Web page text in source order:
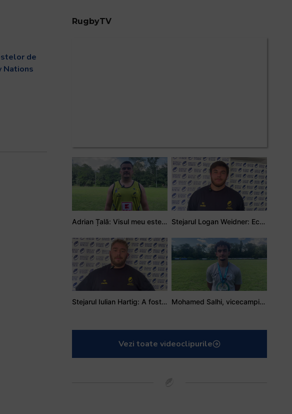
de
Nations
RugbyTV
Adrian Țală: Visul meu este să debutez pentru România Stejarul Logan Weidner: Echipa a muncit mult, iar asta se va vedea în meciurile de la Nations Cup
Stejarul Iulian Hartig: A fost un turneu care a unit mai mult echipa Mohamed Salhi, vicecampion național juniori I: Rugby-ul te învață să accepți și înfrângerile
Vezi toate videoclipurile